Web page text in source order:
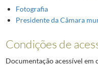
Fotografia
Presidente da Câmara
Condições de
Documentação acessível em